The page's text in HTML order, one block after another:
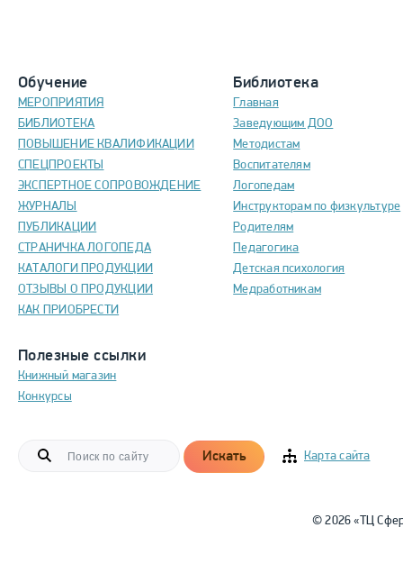
Обучение
МЕРОПРИЯТИЯ
БИБЛИОТЕКА
ПОВЫШЕНИЕ КВАЛИФИКАЦИИ
СПЕЦПРОЕКТЫ
ЭКСПЕРТНОЕ СОПРОВОЖДЕНИЕ
ЖУРНАЛЫ
ПУБЛИКАЦИИ
СТРАНИЧКА ЛОГОПЕДА
КАТАЛОГИ ПРОДУКЦИИ
ОТЗЫВЫ О ПРОДУКЦИИ
КАК ПРИОБРЕСТИ
Полезные ссылки
Книжный магазин
Конкурсы
Библиотека
Главная
Заведующим ДОО
Методистам
Воспитателям
Логопедам
Инструкторам по физкультуре
Родителям
Педагогика
Детская психология
Медработникам
Искать Карта сайта
© 2026 «ТЦ